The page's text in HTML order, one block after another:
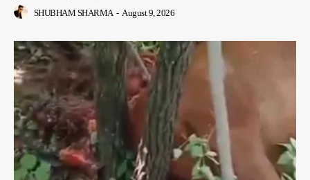
SHUBHAM SHARMA - August 9, 2026